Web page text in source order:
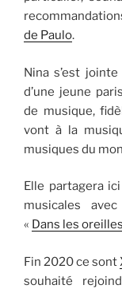
de Paulo.
Nina s’est
d’une jeune
de musique,
vont à la
musiques du
Elle partagera
musicales
« Dans les
Fin 2020 ce sont
souhaité